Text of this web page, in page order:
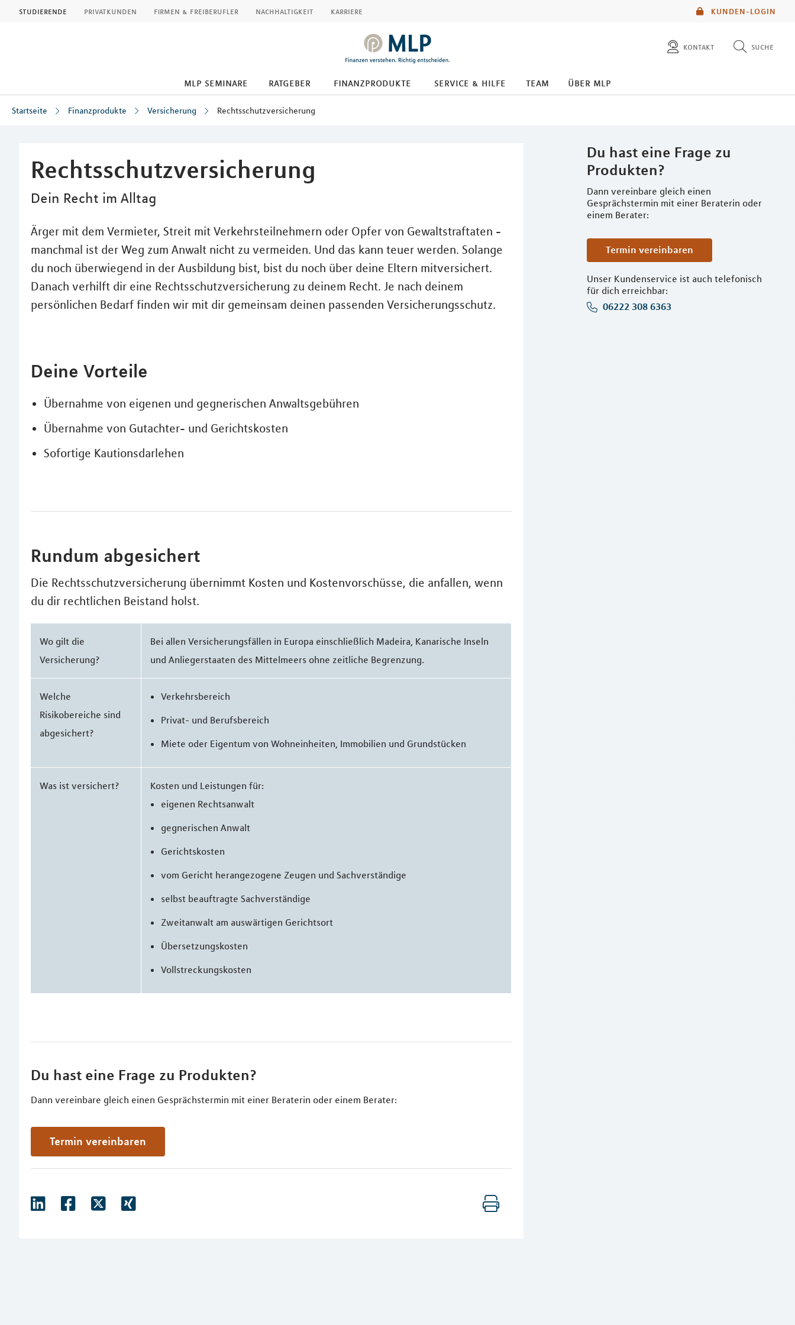
KUNDEN-LOGIN
studierende privatkunden firmen & freiberufler nachhaltigkeit karriere
kontakt suche
mlp seminare ratgeber finanzprodukte service & hilfe team über mlp
Startseite Finanzprodukte Versicherung Rechtsschutzversicherung
Rechtsschutzversicherung
Dein Recht im Alltag
Ärger mit dem Vermieter, Streit mit Verkehrsteilnehmern oder Opfer von Gewaltstraftaten -
manchmal ist der Weg zum Anwalt nicht zu vermeiden. Und das kann teuer werden. Solange
du noch überwiegend in der Ausbildung bist, bist du noch über deine Eltern mitversichert.
Danach verhilft dir eine Rechtsschutzversicherung zu deinem Recht. Je nach deinem
persönlichen Bedarf finden wir mit dir gemeinsam deinen passenden Versicherungsschutz.
Du hast eine Frage zu
Produkten?
Dann vereinbare gleich einen
Gesprächstermin mit einer Beraterin oder
einem Berater:
Termin vereinbaren
Unser Kundenservice ist auch telefonisch
für dich erreichbar:
06222 308 6363
Deine Vorteile
Übernahme von eigenen und gegnerischen Anwaltsgebühren
Übernahme von Gutachter- und Gerichtskosten
Sofortige Kautionsdarlehen
Rundum abgesichert
Die Rechtsschutzversicherung übernimmt Kosten und Kostenvorschüsse, die anfallen, wenn
du dir rechtlichen Beistand holst.
Wo gilt die
Versicherung?
Bei allen Versicherungsfällen in Europa einschließlich Madeira, Kanarische Inseln
und Anliegerstaaten des Mittelmeers ohne zeitliche Begrenzung.
Welche
Risikobereiche sind
abgesichert?
Verkehrsbereich
Privat- und Berufsbereich
Miete oder Eigentum von Wohneinheiten, Immobilien und Grundstücken
Was ist versichert?
Kosten und Leistungen für:
eigenen Rechtsanwalt
gegnerischen Anwalt
Gerichtskosten
vom Gericht herangezogene Zeugen und Sachverständige
selbst beauftragte Sachverständige
Zweitanwalt am auswärtigen Gerichtsort
Übersetzungskosten
Vollstreckungskosten
Du hast eine Frage zu Produkten?
Dann vereinbare gleich einen Gesprächstermin mit einer Beraterin oder einem Berater:
Termin vereinbaren